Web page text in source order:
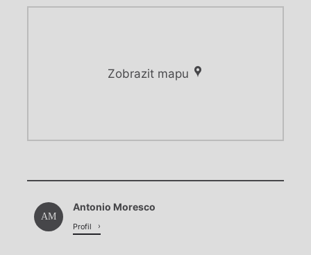
Zobrazit mapu
Chviličku.
Načítá se.
AM
Antonio Moresco
Profil